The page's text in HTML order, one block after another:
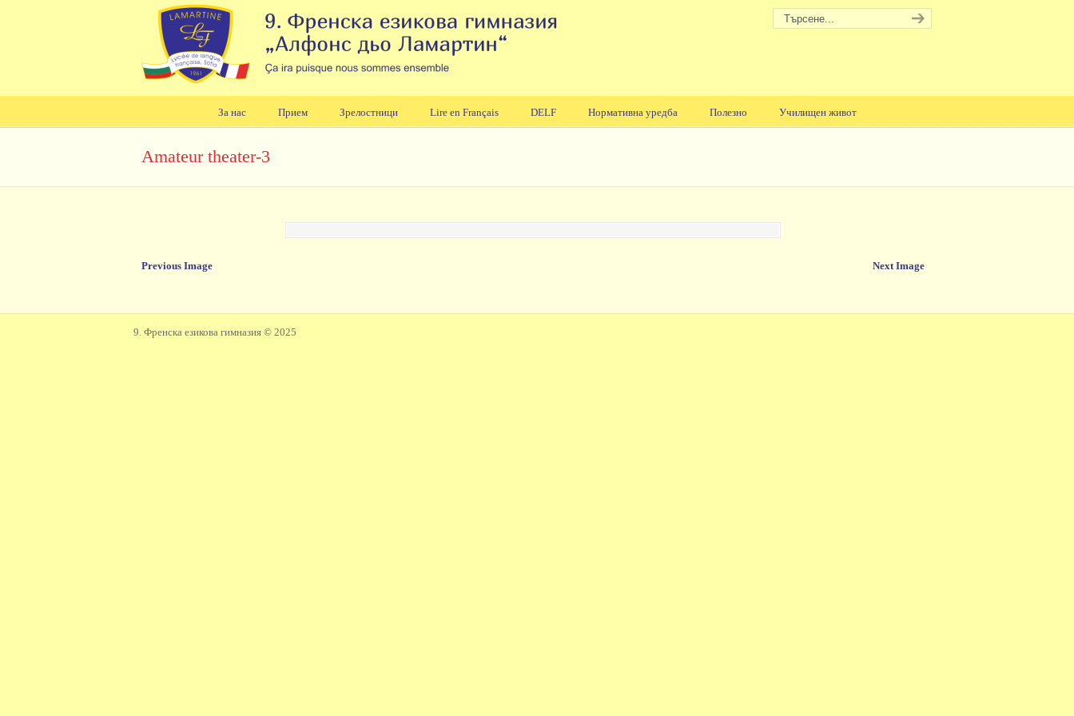
За нас Прием Зрелостници Lire en Français DELF Нормативна уредба Полезно Училищен живот
Навигация
Amateur theater-3
Previous Image Next Image
9. Френска езикова гимназия © 2025